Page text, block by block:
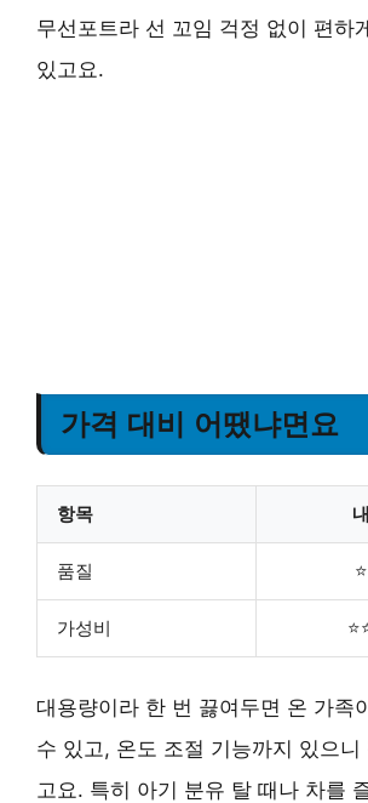
무선포트라 선 꼬임 걱정 없이 편하
있고요.
가격 대비 어땠냐면요
항목
품질
가성비
대용량이라 한 번 끓여두면 온 가족
수 있고, 온도 조절 기능까지 있으니
고요. 특히 아기 분유 탈 때나 차를